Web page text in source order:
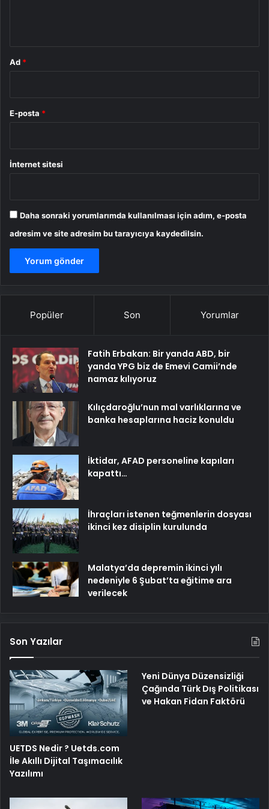
Ad *
E-posta *
İnternet sitesi
Daha sonraki yorumlarımda kullanılması için adım, e-posta
adresim ve site adresim bu tarayıcıya kaydedilsin.
Popüler Son Yorumlar
Fatih Erbakan: Bir yanda ABD, bir
yanda YPG biz de Emevi Camii’nde
namaz kılıyoruz
Kılıçdaroğlu’nun mal varlıklarına ve
banka hesaplarına haciz konuldu
İktidar, AFAD personeline kapıları
kapattı…
İhraçları istenen teğmenlerin dosyası
ikinci kez disiplin kurulunda
Malatya’da depremin ikinci yılı
nedeniyle 6 Şubat’ta eğitime ara
verilecek
Son Yazılar
UETDS Nedir ? Uetds.com
İle Akıllı Dijital Taşımacılık
Yazılımı
Yeni Dünya Düzensizliği
Çağında Türk Dış Politikası
ve Hakan Fidan Faktörü